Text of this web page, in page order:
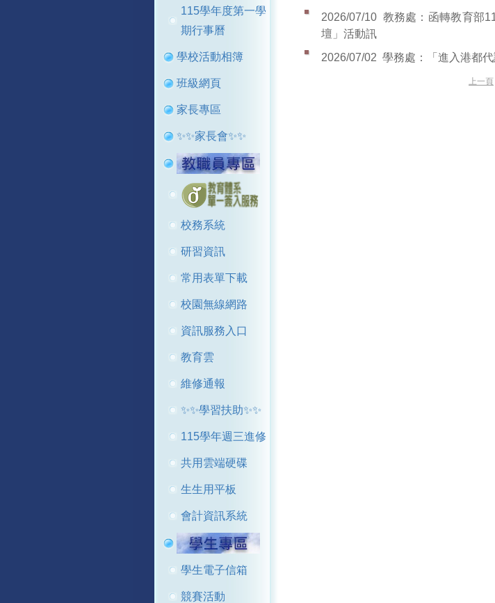
115學年度第一學
期行事曆
學校活動相簿
班級網頁
家長專區
✨✨家長會✨✨
校務系統
研習資訊
常用表單下載
校園無線網路
資訊服務入口
教育雲
維修通報
✨✨學習扶助✨✨
115學年週三進修
共用雲端硬碟
生生用平板
會計資訊系統
學生電子信箱
競賽活動
2026/07/10 教務處：函轉教育部
壇」活動訊
2026/07/02 學務處：「進入港都
上一頁